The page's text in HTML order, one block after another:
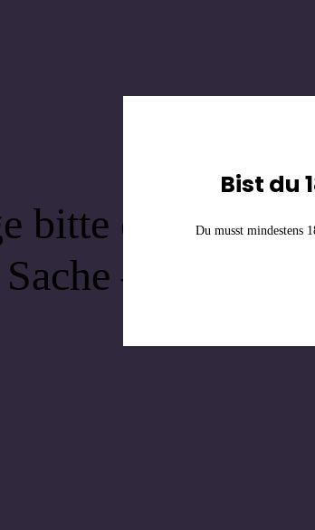
Bist du
Du musst mindestens
bitte die
– schau